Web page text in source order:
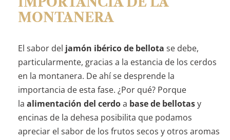
MONTANERA
El sabor del jamón ibérico de bellota se debe,
particularmente, gracias a la estancia de los cerdos
en la montanera. De ahí se desprende la
importancia de esta fase. ¿Por qué? Porque
la alimentación del cerdoa base de bellotasy
encinas de la dehesa posibilita que podamos
apreciar el sabor de los frutos secos y otros aromas